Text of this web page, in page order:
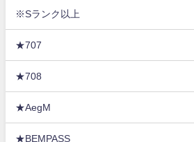
※Sランク以上
★707
★708
★AegM
★BEMPASS